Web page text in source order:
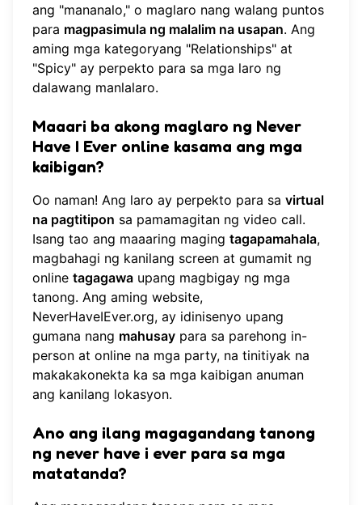
ang "mananalo," o maglaro nang walang puntos
para magpasimula ng malalim na usapan. Ang
aming mga kategoryang "Relationships" at
"Spicy" ay perpekto para sa mga laro ng
dalawang manlalaro.
Maaari ba akong maglaro ng Never
Have I Ever online kasama ang mga
kaibigan?
Oo naman! Ang laro ay perpekto para sa virtual
na pagtitipon sa pamamagitan ng video call.
Isang tao ang maaaring maging tagapamahala,
magbahagi ng kanilang screen at gumamit ng
online tagagawa upang magbigay ng mga
tanong. Ang aming website,
NeverHaveIEver.org, ay idinisenyo upang
gumana nang mahusay para sa parehong in-
person at online na mga party, na tinitiyak na
makakakonekta ka sa mga kaibigan anuman
ang kanilang lokasyon.
Ano ang ilang magagandang tanong
ng never have i ever para sa mga
matatanda?